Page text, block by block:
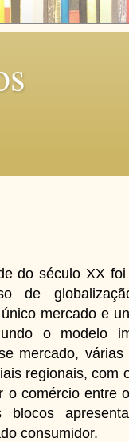
do século XX
de
mercado e
o modelo
mercado, várias
regionais, com
o comércio entre
consumidor.